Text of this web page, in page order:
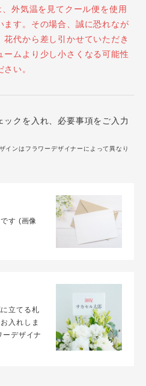
外気温を見てクール便を使用
ます。その場合、誠に恐れなが
代から差し引かせていただき
ームより少し小さくなる可能性
い。
ックを入れ、必要事項をご入力
インはフラワーデザイナーによって異なり
す (画像
立てる札
入れしま
ーデザイナ